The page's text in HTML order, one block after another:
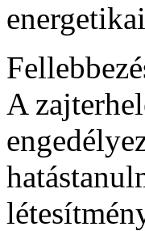
A